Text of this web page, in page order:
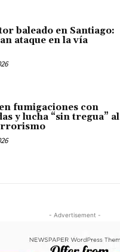
baleado en Santiago:
ataque en la vía
fumigaciones con
y lucha “sin tregua” al
- Advertisement -